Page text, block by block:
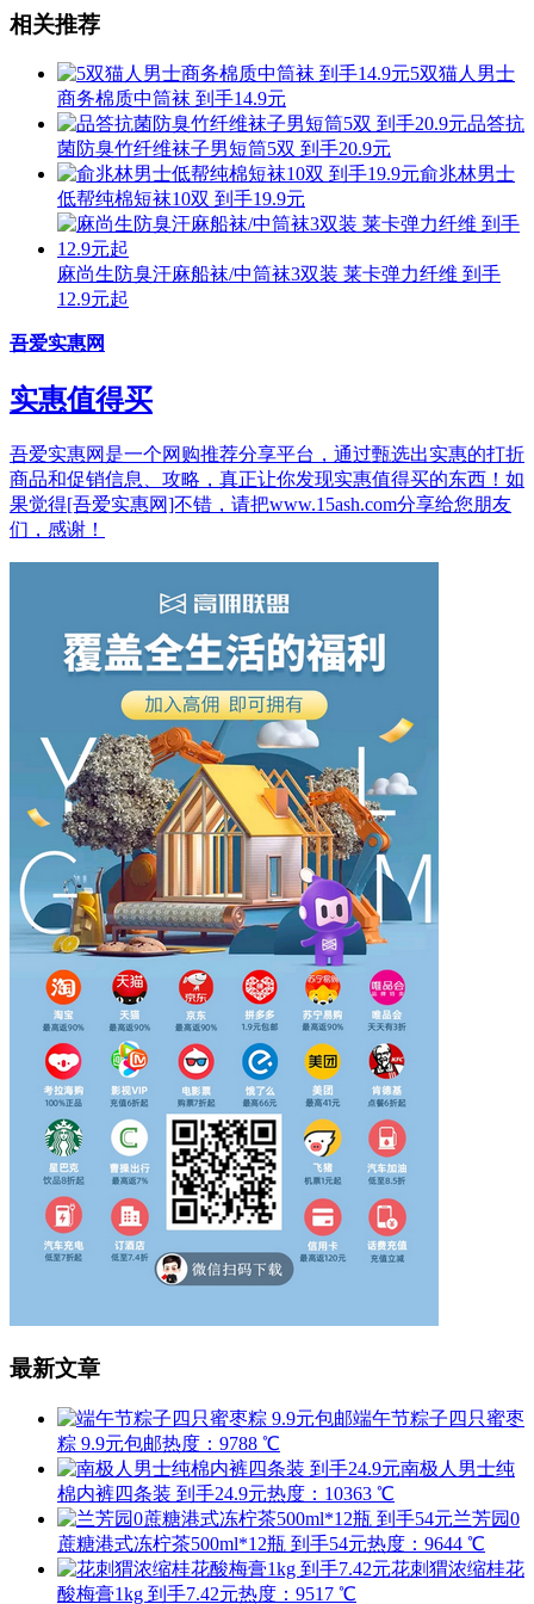
相关推荐
5双猫人男士
商务棉质中筒袜 到手14.9元
品答抗
菌防臭竹纤维袜子男短筒5双 到手20.9元
俞兆林男士
低帮纯棉短袜10双 到手19.9元
麻尚生防臭汗麻船袜/中筒袜3双装 莱卡弹力纤维 到手
12.9元起
吾爱实惠网
实惠值得买
吾爱实惠网是一个网购推荐分享平台，通过甄选出实惠的打折
商品和促销信息、攻略，真正让你发现实惠值得买的东西！如
果觉得[吾爱实惠网]不错，请把www.15ash.com分享给您朋友
们，感谢！
最新文章
端午节粽子四只蜜枣
粽 9.9元包邮热度：9788 ℃
南极人男士纯
棉内裤四条装 到手24.9元热度：10363 ℃
兰芳园0
蔗糖港式冻柠茶500ml*12瓶 到手54元热度：9644 ℃
花刺猬浓缩桂花
酸梅膏1kg 到手7.42元热度：9517 ℃